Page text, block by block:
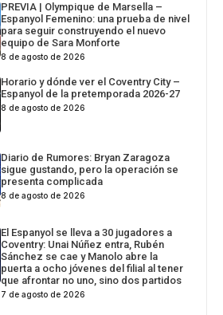
PREVIA | Olympique de Marsella –
Espanyol Femenino: una prueba de nivel
para seguir construyendo el nuevo
equipo de Sara Monforte
8 de agosto de 2026
Horario y dónde ver el Coventry City –
Espanyol de la pretemporada 2026-27
8 de agosto de 2026
Diario de Rumores: Bryan Zaragoza
sigue gustando, pero la operación se
presenta complicada
8 de agosto de 2026
El Espanyol se lleva a 30 jugadores a
Coventry: Unai Núñez entra, Rubén
Sánchez se cae y Manolo abre la
puerta a ocho jóvenes del filial al tener
que afrontar no uno, sino dos partidos
7 de agosto de 2026